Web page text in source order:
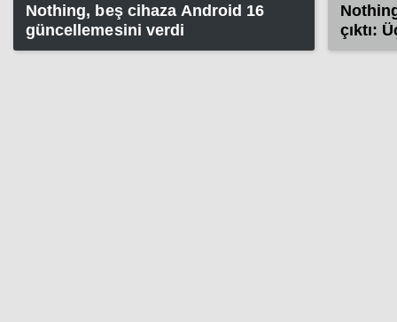
Nothing, beş cihaza Android 16
güncellemesini verdi
çıktı: